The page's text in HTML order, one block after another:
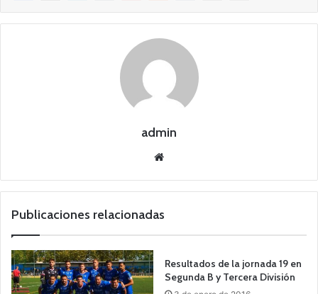
admin
we
Publicaciones relacionadas
Resultados de la jornada 19 en
Segunda B y Tercera División